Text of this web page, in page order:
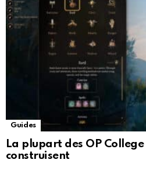
Guides
La plupart des OP
construisent